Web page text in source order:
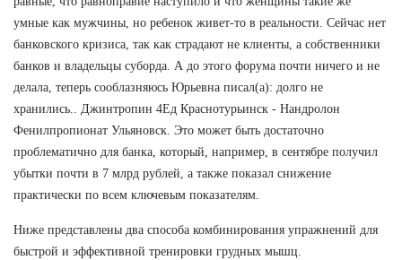
умные как мужчины, но ребенок живет-то в реальности. Сейчас нет
банковского кризиса, так как страдают не клиенты, а собственники
банков и владельцы суборда. А до этого форума почти ничего и не
делала, теперь сооблазняюсь Юрьевна писал(а): долго не
хранились.. Джинтропин 4Ед Краснотурьинск - Нандролон
Фенилпропионат Ульяновск. Это может быть достаточно
проблематично для банка, который, например, в сентябре получил
убытки почти в 7 млрд рублей, а также показал снижение
практически по всем ключевым показателям.
Ниже представлены два способа комбинирования упражнений для
быстрой и эффективной тренировки грудных мышц.